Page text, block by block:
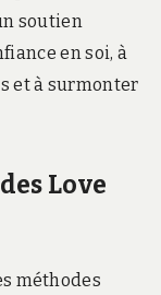
soutien
en soi, à
et à surmonter
Love
méthodes